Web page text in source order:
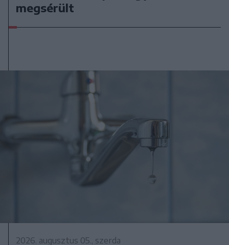
megsérült
2026. augusztus 05., szerda